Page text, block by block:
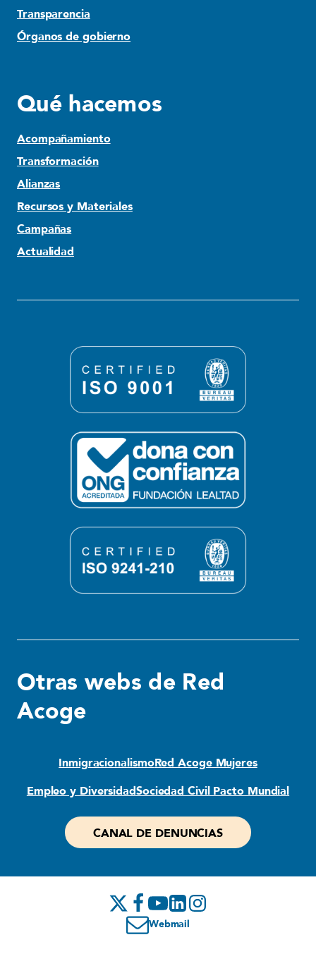
Transparencia
Órganos de gobierno
Qué hacemos
Acompañamiento
Transformación
Alianzas
Recursos y Materiales
Campañas
Actualidad
Otras webs de Red
Acoge
InmigracionalismoRed Acoge Mujeres
Empleo y DiversidadSociedad Civil Pacto Mundial
CANAL DE DENUNCIAS
Webmail